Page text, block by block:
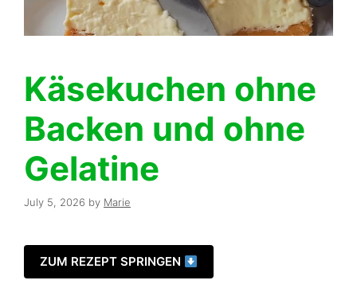
Käsekuchen ohne
Backen und ohne
Gelatine
July 5, 2026 by Marie
ZUM REZEPT SPRINGEN